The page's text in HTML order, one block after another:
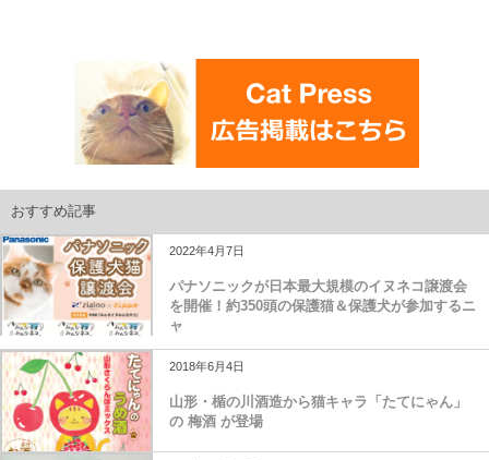
おすすめ記事
2022年4月7日
パナソニックが日本最大規模のイヌネコ譲渡会
を開催！約350頭の保護猫＆保護犬が参加するニ
ャ
2018年6月4日
山形・楯の川酒造から猫キャラ「たてにゃん」
の 梅酒 が登場